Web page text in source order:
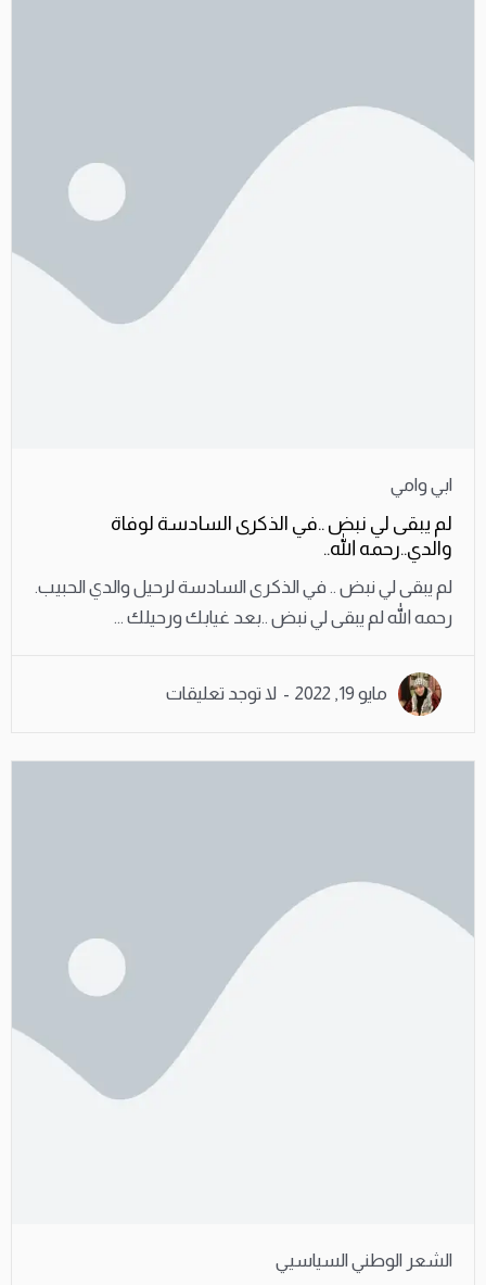
ابي وامي
لم يبقى لي نبض ..في الذكرى السادسة لوفاة
والدي..رحمه الله..
لم يبقى لي نبض .. في الذكرى السادسة لرحيل والدي الحبيب.
رحمه الله لم يبقى لي نبض ..بعد غيابك ورحيلك ...
مايو 19, 2022 لا توجد تعليقات
الشعر الوطني السياسيي